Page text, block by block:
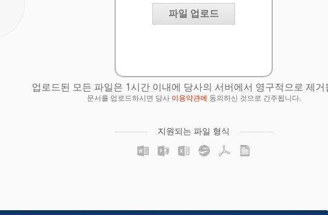
파일 업로드
업로드된 모든 파일은 1시간 이내에 당사의 서버에서 영구적으로 제거
문서를 업로드하시면 당사 이용약관에 동의하신 것으로 간주됩니다.
지원되는 파일 형식